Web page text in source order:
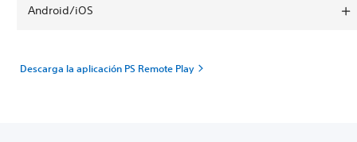
Android/iOS
Descarga la aplicación PS Remote Play